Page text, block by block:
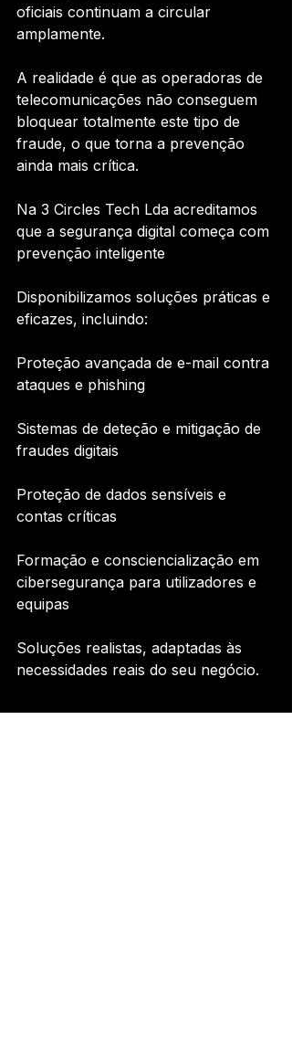
oficiais continuam a circular
amplamente.
A realidade é que as operadoras de
telecomunicações não conseguem
bloquear totalmente este tipo de
fraude, o que torna a prevenção
ainda mais crítica.
Na 3 Circles Tech Lda acreditamos
que a segurança digital começa com
prevenção inteligente
Disponibilizamos soluções práticas e
eficazes, incluindo:
Proteção avançada de e-mail contra
ataques e phishing
Sistemas de deteção e mitigação de
fraudes digitais
Proteção de dados sensíveis e
contas críticas
Formação e consciencialização em
cibersegurança para utilizadores e
equipas
Soluções realistas, adaptadas às
necessidades reais do seu negócio.